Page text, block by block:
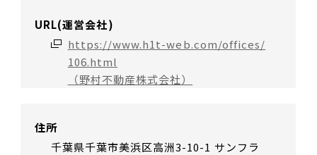
URL(運営会社)
https://www.h1t-web.com/offices/
106.html
（野村不動産株式会社）
住所
千葉県千葉市美浜区高洲3-10-1 サンフラ